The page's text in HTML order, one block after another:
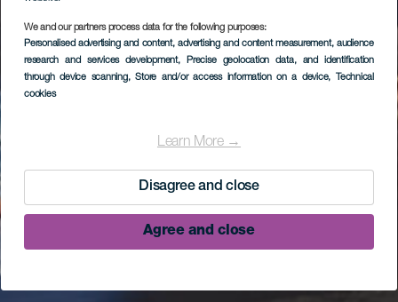
We and our partners process data for the following purposes:
Personalised advertising and content, advertising and content measurement, audience
research and services development, Precise geolocation data, and identification
through device scanning, Store and/or access information on a device, Technical
cookies
Learn More →
Disagree and close
Agree and close